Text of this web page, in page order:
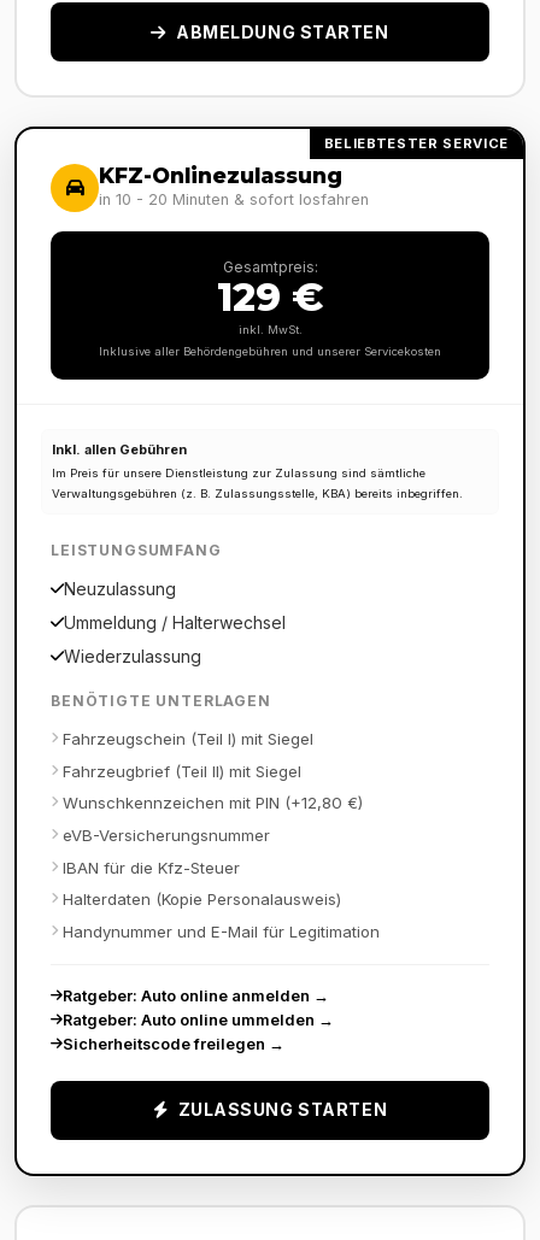
ABMELDUNG STARTEN
BELIEBTESTER SERVICE
KFZ-Onlinezulassung
in 10 - 20 Minuten & sofort losfahren
Gesamtpreis:
129 €
inkl. MwSt.
Inklusive aller Behördengebühren und unserer Servicekosten
Inkl. allen Gebühren
Im Preis für unsere Dienstleistung zur Zulassung sind sämtliche
Verwaltungsgebühren (z. B. Zulassungsstelle, KBA) bereits inbegriffen.
LEISTUNGSUMFANG
Neuzulassung
Ummeldung / Halterwechsel
Wiederzulassung
BENÖTIGTE UNTERLAGEN
Fahrzeugschein (Teil I) mit Siegel
Fahrzeugbrief (Teil II) mit Siegel
Wunschkennzeichen mit PIN (+12,80 €)
eVB-Versicherungsnummer
IBAN für die Kfz-Steuer
Halterdaten (Kopie Personalausweis)
Handynummer und E-Mail für Legitimation
Ratgeber: Auto online anmelden →
Ratgeber: Auto online ummelden →
Sicherheitscode freilegen →
ZULASSUNG STARTEN